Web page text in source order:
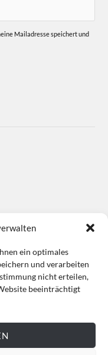
ein optimales
und verarbeiten
nicht erteilen,
beeinträchtigt
Mailadresse speichert und
Datenschutz